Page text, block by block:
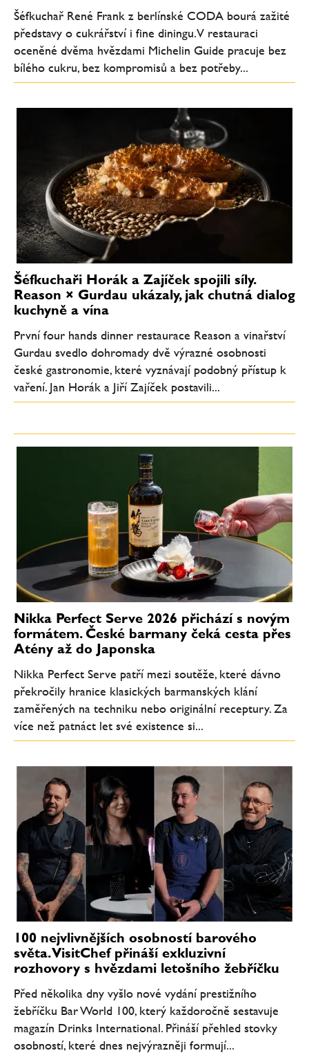
Šéfkuchař René Frank z berlínské CODA bourá zažité
představy o cukrářství i fine diningu. V restauraci
oceněné dvěma hvězdami Michelin Guide pracuje bez
bílého cukru, bez kompromisů a bez potřeby...
Šéfkuchaři Horák a Zajíček spojili síly.
Reason × Gurdau ukázaly, jak chutná dialog
kuchyně a vína
První four hands dinner restaurace Reason a vinařství
Gurdau svedlo dohromady dvě výrazné osobnosti
české gastronomie, které vyznávají podobný přístup k
vaření. Jan Horák a Jiří Zajíček postavili...
Nikka Perfect Serve 2026 přichází s novým
formátem. České barmany čeká cesta přes
Atény až do Japonska
Nikka Perfect Serve patří mezi soutěže, které dávno
překročily hranice klasických barmanských klání
zaměřených na techniku nebo originální receptury. Za
více než patnáct let své existence si...
100 nejvlivnějších osobností barového
světa. VisitChef přináší exkluzivní
rozhovory s hvězdami letošního žebříčku
Před několika dny vyšlo nové vydání prestižního
žebříčku Bar World 100, který každoročně sestavuje
magazín Drinks International. Přináší přehled stovky
osobností, které dnes nejvýrazněji formují...